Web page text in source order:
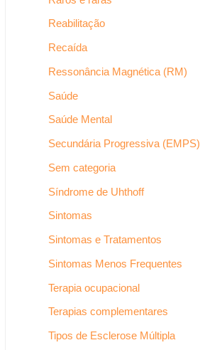
Reabilitação
Recaída
Ressonância Magnética (RM)
Saúde
Saúde Mental
Secundária Progressiva (EMPS)
Sem categoria
Síndrome de Uhthoff
Sintomas
Sintomas e Tratamentos
Sintomas Menos Frequentes
Terapia ocupacional
Terapias complementares
Tipos de Esclerose Múltipla